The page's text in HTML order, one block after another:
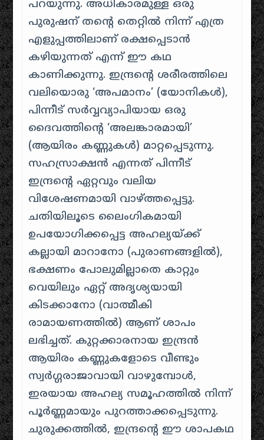
പറയുന്നു. അധികാരമുള്ള ഒരു
പുരുഷന് തന്റെ തെറ്റിൽ നിന്ന് എത്ര
എളുപ്പത്തിലാണ് രക്ഷപ്പെടാൻ
കഴിയുന്നത് എന്ന് ഈ കഥ
കാണിക്കുന്നു. ഇന്ദ്രന്റെ ശരീരത്തിലെ
വലിയൊരു ‘അപമാനം’ (യോനികൾ),
പിന്നീട് സർവ്വവ്യാപിയായ ഒരു
ദൈവത്തിന്റെ ‘അലങ്കാരമായി’
(ആയിരം കണ്ണുകൾ) മാറ്റപ്പെടുന്നു.
സഹസ്രാക്ഷൻ എന്നത് പിന്നീട്
ഇന്ദ്രന്റെ ഏറ്റവും വലിയ
വിശേഷണമായി വാഴ്ത്തപ്പെട്ടു.
ചതിയിലൂടെ ലൈംഗികമായി
ഉപയോഗിക്കപ്പെട്ട അഹല്യയ്ക്ക്
കല്ലായി മാറാനോ (പുരാണങ്ങളിൽ),
ഭക്ഷണം പോലുമില്ലാതെ കാറ്റും
വെയിലും ഏറ്റ് അദൃശ്യയായി
കിടക്കാനോ (വാത്മീകി
രാമായണത്തിൽ) ആണ് ശാപം
ലഭിച്ചത്. കുറ്റക്കാരനായ ഇന്ദ്രൻ
ആയിരം കണ്ണുകളോടെ വീണ്ടും
സ്വർഗ്ഗരാജാവായി വാഴുമ്പോൾ,
ഇരയായ അഹല്യ സമൂഹത്തിൽ നിന്ന്
പൂർണ്ണമായും പുറത്താക്കപ്പെടുന്നു.
ചുരുക്കത്തിൽ, ഇന്ദ്രന്റെ ഈ ശാപകഥ